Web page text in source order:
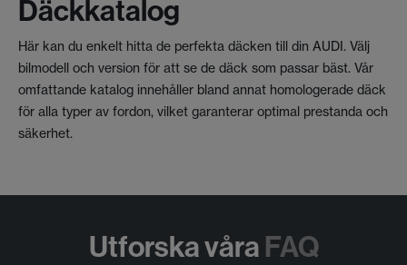
Däckkatalog
Här kan du enkelt hitta de perfekta däcken till din AUDI. Välj
bilmodell och version för att se de däck som passar bäst. Vår
omfattande katalog innehåller bland annat homologerade däck
för alla typer av fordon, vilket garanterar optimal prestanda och
säkerhet.
Utforska våra FAQ